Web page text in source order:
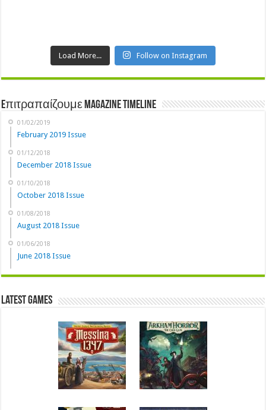
Load More... Follow on Instagram
Eπιτραπαίζουμε Magazine Timeline
01/02/2019
February 2019 Issue
01/12/2018
December 2018 Issue
01/10/2018
October 2018 Issue
01/08/2018
August 2018 Issue
01/06/2018
June 2018 Issue
Latest Games